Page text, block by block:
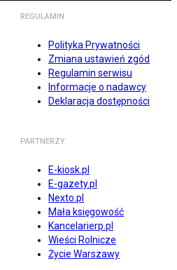
REGULAMIN
Polityka Prywatności
Zmiana ustawień zgód
Regulamin serwisu
Informacje o nadawcy
Deklaracja dostępności
PARTNERZY
E-kiosk.pl
E-gazety.pl
Nexto.pl
Mała księgowość
Kancelarierp.pl
Wieści Rolnicze
Życie Warszawy